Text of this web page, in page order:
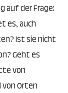
auf der Frage:
es, auch
Ist sie nicht
Geht es
von
von Orten